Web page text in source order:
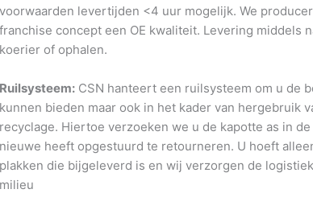
voorwaarden levertijden <4 uur mogelijk. We
franchise concept een OE kwaliteit. Levering middels
koerier of ophalen.
Ruilsysteem: CSN hanteert een ruilsysteem om u de
kunnen bieden maar ook in het kader van hergebruik
recyclage. Hiertoe verzoeken we u de kapotte as in
nieuwe heeft opgestuurd te retourneren. U hoeft
plakken die bijgeleverd is en wij verzorgen de
milieu